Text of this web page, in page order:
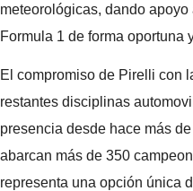
meteorológicas, dando
Formula 1 de forma oportuna
El compromiso de Pirelli con
restantes disciplinas
presencia desde hace más
abarcan más de 350
representa una opción única